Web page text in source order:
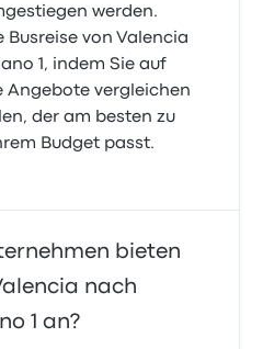
werden.
Busreise von Valencia
1, indem Sie auf
Angebote vergleichen
der am besten zu
Budget passt.
bieten
nach
1 an?